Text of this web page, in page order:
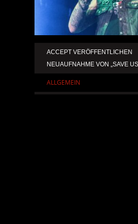
ACCEPT VERÖFFENTLICHEN
NEUAUFNAHME VON „SAVE
ALLGEMEIN